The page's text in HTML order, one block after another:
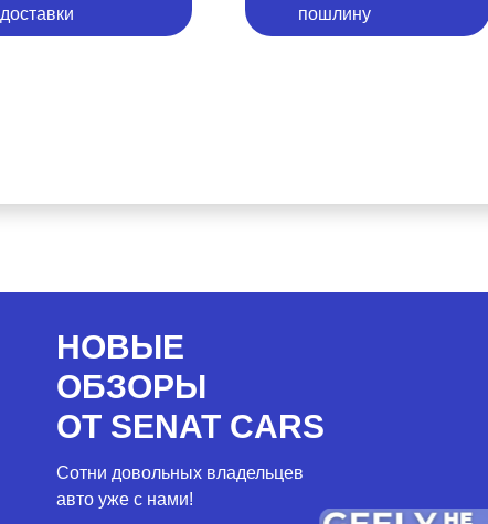
доставки
пошлину
НОВЫЕ
ОБЗОРЫ
ОТ SENAT CARS
Сотни довольных владельцев
авто уже с нами!